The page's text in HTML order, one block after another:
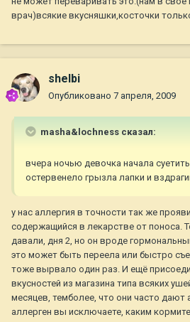
врач)всякие вкусняшки,косточки
shelbi
Опубликовано 7 апреля, 2009
masha&lochness сказал:
вчера ночью девочка начала
остервенело грызла лапки и
у нас аллергия в точности так же
содержащийся в лекарстве от поноса.
давали, дня 2, но он вроде
это может быть переела или быстро
тоже вырвало один раз. И ещё
вкусностей из магазина типа всяких
месяцев, темболее, что они часто дают
аллерген вы исключаете, каким